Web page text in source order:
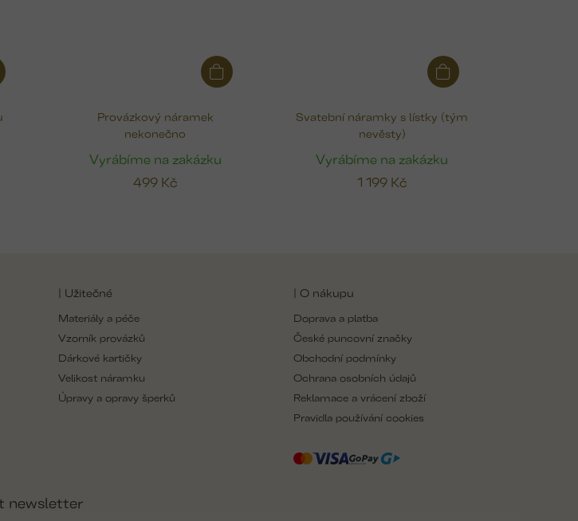
Provázkový náramek
nekonečno
Vyrábíme na zakázku
499 Kč
Svatební náramky s lístky (tým
nevěsty)
Vyrábíme na zakázku
1 199 Kč
| Užitečné
Materiály a péče
Vzorník provázků
Dárkové kartičky
Velikost náramku
Úpravy a opravy šperků
| O nákupu
Doprava a platba
České puncovní značky
Obchodní podmínky
Ochrana osobních údajů
Reklamace a vrácení zboží
Pravidla používání cookies
newsletter